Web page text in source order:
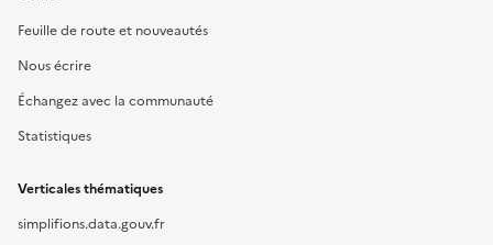
Feuille de route et nouveautés
Nous écrire
Échangez avec la communauté
Statistiques
Verticales thématiques
simplifions.data.gouv.fr